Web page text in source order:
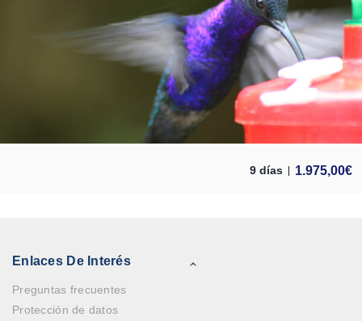
9 días 1.975,00€
Enlaces De Interés
Preguntas frecuentes
Protección de datos